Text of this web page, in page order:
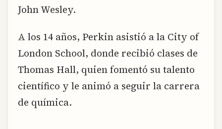
John Wesley.
A los 14 años, Perkin asistió a la City of
London School, donde recibió clases de
Thomas Hall, quien fomentó su talento
científico y le animó a seguir la carrera
de química.